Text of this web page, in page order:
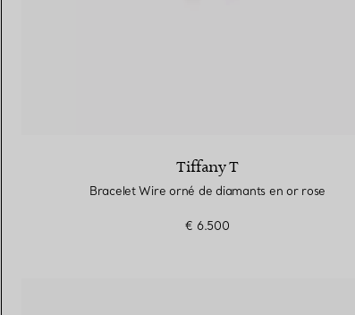
Tiffany T
Bracelet Wire orné de diamants en or rose
€ 6.500